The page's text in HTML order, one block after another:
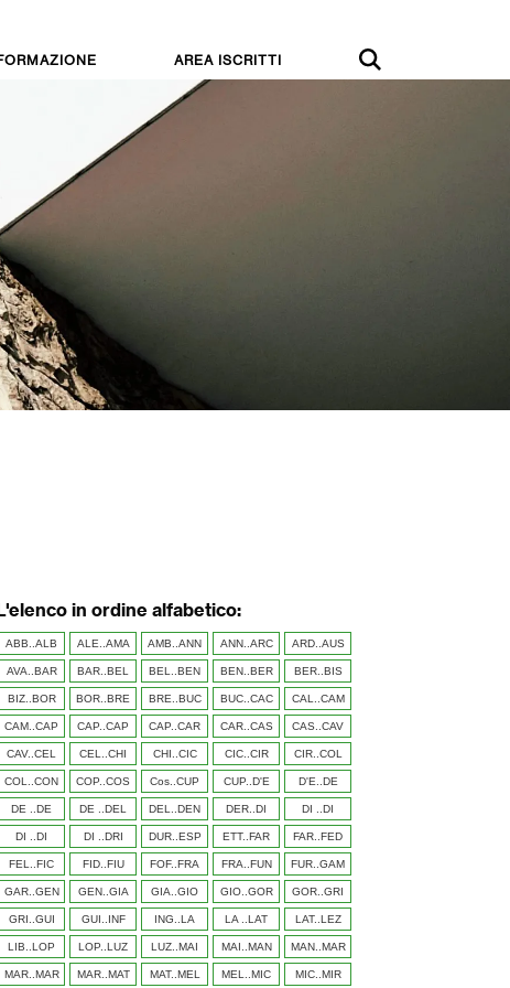
AREA ISCRITTI
in ordine alfabetico:
ABB..ALB ALE..AMA AMB..ANN ANN..ARC ARD..AUS
AVA..BAR BAR..BEL BEL..BEN BEN..BER BER..BIS
BIZ..BOR BOR..BRE BRE..BUC BUC..CAC CAL..CAM
CAM..CAP CAP..CAP CAP..CAR CAR..CAS CAS..CAV
CAV..CEL CEL..CHI CHI..CIC CIC..CIR CIR..COL
COL..CON COP..COS Cos..CUP CUP..D'E D'E..DE
DE ..DE DE ..DEL DEL..DEN DER..DI DI ..DI
DI ..DI DI ..DRI DUR..ESP ETT..FAR FAR..FED
FEL..FIC FID..FIU FOF..FRA FRA..FUN FUR..GAM
GAR..GEN GEN..GIA GIA..GIO GIO..GOR GOR..GRI
GRI..GUI GUI..INF ING..LA LA ..LAT LAT..LEZ
LIB..LOP LOP..LUZ LUZ..MAI MAI..MAN MAN..MAR
MAR..MAR MAR..MAT MAT..MEL MEL..MIC MIC..MIR